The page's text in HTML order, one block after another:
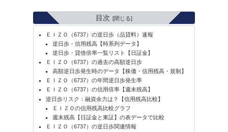
目次
ＥＩＺＯ（6737）の逆日歩（品貸料）速報
逆日歩・信用残高【時系列データ】
逆日歩・貸借倍率一覧リスト【日証金】
ＥＩＺＯ（6737）の過去の高額逆日歩
高額逆日歩発生時のデータ【株価・信用残高・規制】
ＥＩＺＯ（6737）の年間逆日歩発生率
ＥＩＺＯ（6737）の信用倍率【週末残高】
逆日歩リスク：融資余力は？【信用残高比較】
ＥＩＺＯの信用残高比較グラフ
週末残高【日証金と東証】の表データで比較
ＥＩＺＯ（6737）の逆日歩関連情報